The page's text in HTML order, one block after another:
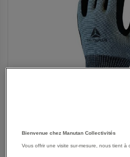
SKIP
Les avantages
Bienvenue chez Manutan Collectivités
Vous offrir une visite sur-mesure, nous tient à